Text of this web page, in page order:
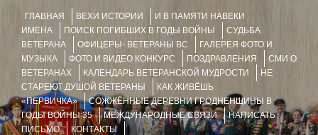
ГЛАВНАЯ ВЕХИ ИСТОРИИ
И В ПАМЯТИ НАВЕКИ
ИМЕНА
ПОИСК ПОГИБШИХ В ГОДЫ ВОЙНЫ
СУДЬБА
ВЕТЕРАНА
ОФИЦЕРЫ- ВЕТЕРАНЫ ВС
ГАЛЕРЕЯ ФОТО И
МУЗЫКА
ФОТО И ВИДЕО КОНКУРС ПОЗДРАВЛЕНИЯ
СМИ О
ВЕТЕРАНАХ
КАЛЕНДАРЬ ВЕТЕРАНСКОЙ МУДРОСТИ
НЕ
СТАРЕЮТ ДУШОЙ ВЕТЕРАНЫ
КАК ЖИВЁШЬ
«ПЕРВИЧКА»
СОЖЖЁННЫЕ ДЕРЕВНИ ГРОДНЕНЩИНЫ В
ГОДЫ ВОЙНЫ 35
МЕЖДУНАРОДНЫЕ СВЯЗИ
НАПИСАТЬ
ПИСЬМО
КОНТАКТЫ